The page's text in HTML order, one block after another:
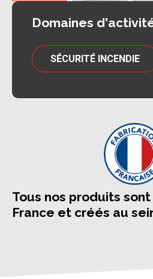
Domaines
SÉCURITÉ INCENDIE
Tous nos produits
France et créés au